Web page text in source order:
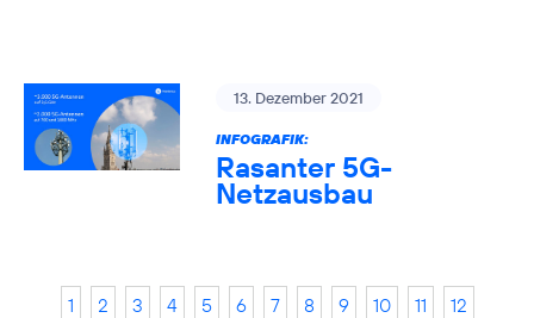
13. Dezember 2021
INFOGRAFIK:
Rasanter 5G-
Netzausbau
1 2 3 4 5 6 7 8 9 10 11
12